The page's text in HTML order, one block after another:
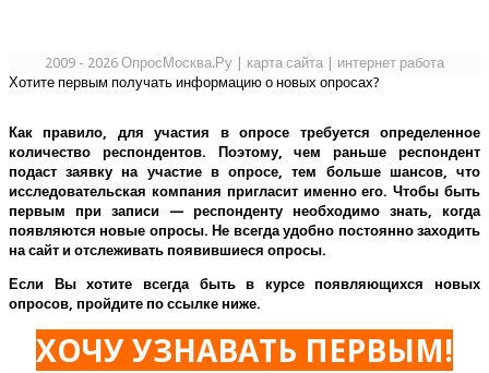
2009 - 2026 ОпросМосква.Ру карта сайта
интернет работа
Хотите первым получать информацию о новых опросах?
Как правило, для участия в опросе требуется определенное
количество респондентов. Поэтому, чем раньше респондент
подаст заявку на участие в опросе, тем больше шансов, что
исследовательская компания пригласит именно его.Чтобы быть
первым при записи — респонденту необходимо знать, когда
появляются новые опросы. Не всегда удобно постоянно заходить
на сайт и отслеживать появившиеся опросы.
Если Вы хотите всегда быть в курсе появляющихся новых
опросов, пройдите по ссылке ниже.
ХОЧУ УЗНАВАТЬ ПЕРВЫМ!